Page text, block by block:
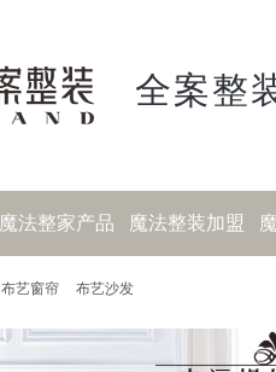
全案整
魔法整家产品 魔法整装加盟
布艺窗帘 布艺沙发